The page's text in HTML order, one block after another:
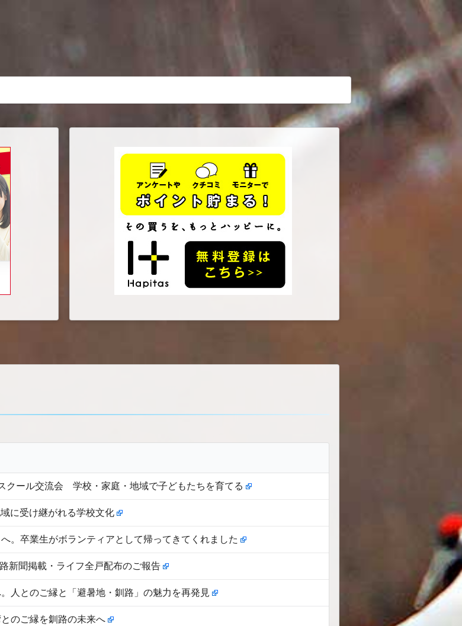
クール交流会 学校・家庭・地域で子どもたちを育てる
に受け継がれる学校文化
。卒業生がボランティアとして帰ってきてくれました
新聞掲載・ライフ全戸配布のご報告
人とのご縁と「避暑地・釧路」の魅力を再発見
のご縁を釧路の未来へ